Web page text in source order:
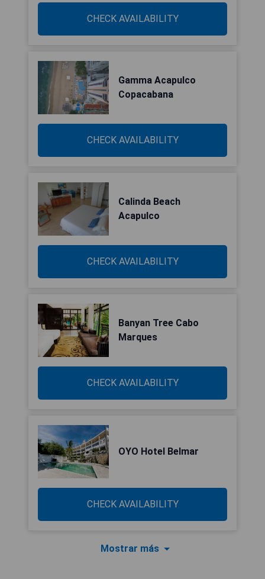
CHECK AVAILABILITY
Gamma Acapulco
Copacabana
CHECK AVAILABILITY
Calinda Beach
Acapulco
CHECK AVAILABILITY
Banyan Tree Cabo
Marques
CHECK AVAILABILITY
OYO Hotel Belmar
CHECK AVAILABILITY
Mostrar más